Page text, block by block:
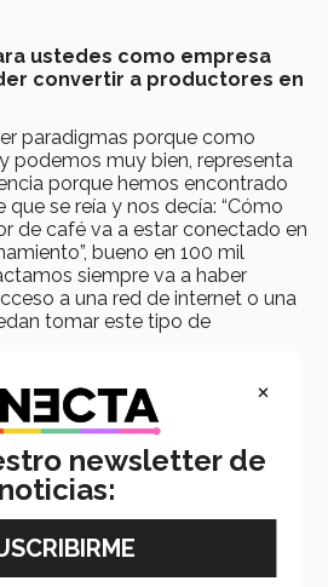
ustedes como empresa
convertir a productores en
paradigmas porque como
podemos muy bien, representa
porque hemos encontrado
se reía y nos decía: “Cómo
de café va a estar conectado en
bueno en 100 mil
siempre va a haber
a una red de internet o una
tomar este tipo de
triunfo es un orgullo pero
contribución a lo que
es el futuro de la educación
si no de cualquier tipo de
existe otro plan en el
productores?
×
newsletter de
noticias: